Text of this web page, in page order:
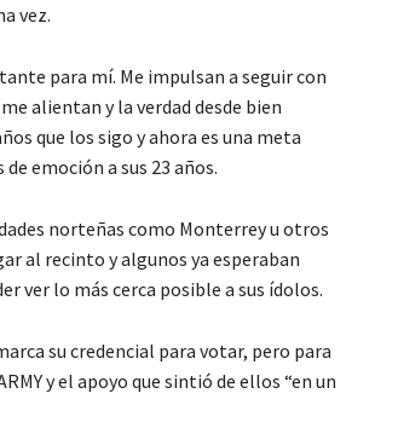
vez.
para mí. Me impulsan a seguir con
alientan y la verdad desde bien
que los sigo y ahora es una meta
emoción a sus 23 años.
norteñas como Monterrey u otros
al recinto y algunos ya esperaban
ver lo más cerca posible a sus ídolos.
su credencial para votar, pero para
y el apoyo que sintió de ellos “en un